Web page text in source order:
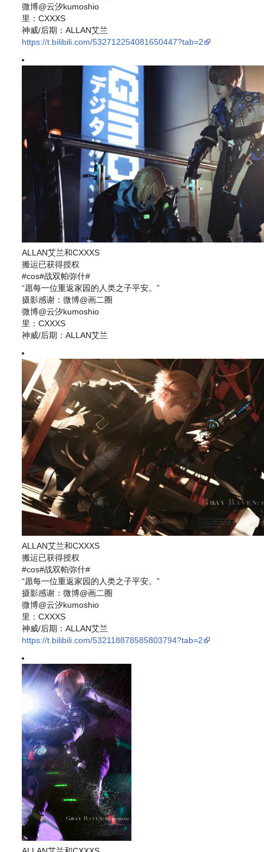
微博@云汐kumoshio
里：CXXXS
神威/后期：ALLAN艾兰
https://t.bilibili.com/532712254081650447?tab=2
ALLAN艾兰和CXXXS
搬运已获得授权
#cos#战双帕弥什#
“愿每一位重返家园的人类之子平安。”
摄影感谢：微博@画二圈
微博@云汐kumoshio
里：CXXXS
神威/后期：ALLAN艾兰
ALLAN艾兰和CXXXS
搬运已获得授权
#cos#战双帕弥什#
“愿每一位重返家园的人类之子平安。”
摄影感谢：微博@画二圈
微博@云汐kumoshio
里：CXXXS
神威/后期：ALLAN艾兰
https://t.bilibili.com/532118878585803794?tab=2